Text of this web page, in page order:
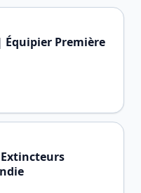
Équipier Première